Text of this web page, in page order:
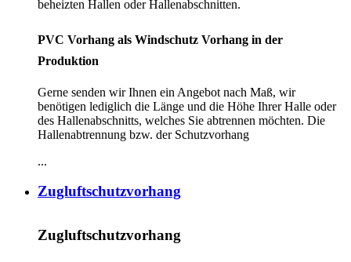
beheizten Hallen oder Hallenabschnitten.
PVC Vorhang als Windschutz Vorhang in der
Produktion
Gerne senden wir Ihnen ein Angebot nach Maß, wir
benötigen lediglich die Länge und die Höhe Ihrer Halle oder
des Hallenabschnitts, welches Sie abtrennen möchten. Die
Hallenabtrennung bzw. der Schutzvorhang
...
Zugluftschutzvorhang
Zugluftschutzvorhang